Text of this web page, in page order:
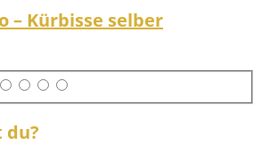
– Kürbisse selber
du?